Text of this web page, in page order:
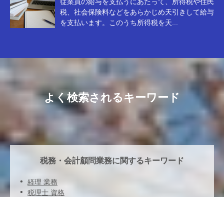
税、社会保険料などをあらかじめ天引きして給与
を支払います。このうち所得税を天...
よく検索されるキーワード
税務・会計顧問業務に関するキーワード
経理 業務
税理士 資格